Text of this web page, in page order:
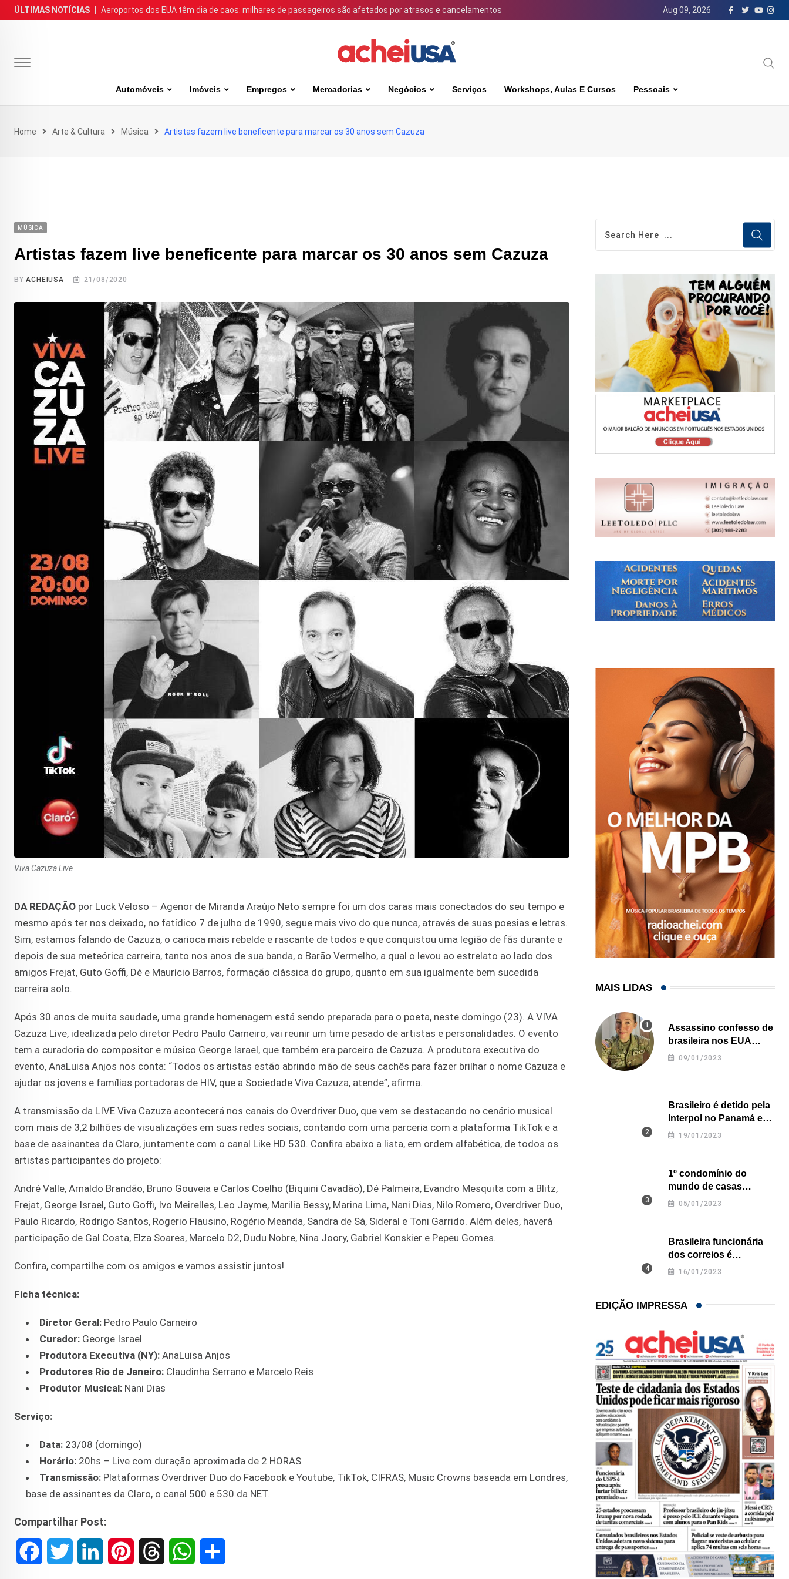
Skip
to
ÚLTIMAS NOTÍCIAS Aeroportos dos EUA têm dia de caos: milhares de passageiros são afetados por atrasos e cancelamentos Aug 09, 2026
Automóveis Imóveis Empregos Mercadorias Negócios Serviços Workshops, Aulas E Cursos Pessoais
Home Arte & Cultura Música Artistas fazem live beneficente para marcar os 30 anos sem Cazuza
MÚSICA
Artistas fazem live beneficente para marcar os 30 anos sem Cazuza
BYACHEIUSA 21/08/2020
Viva Cazuza Live
DA REDAÇÃO por Luck Veloso – Agenor de Miranda Araújo Neto sempre foi um dos caras mais conectados do seu tempo e
mesmo após ter nos deixado, no fatídico 7 de julho de 1990, segue mais vivo do que nunca, através de suas poesias e letras.
Sim, estamos falando de Cazuza, o carioca mais rebelde e rascante de todos e que conquistou uma legião de fãs durante e
depois de sua meteórica carreira, tanto nos anos de sua banda, o Barão Vermelho, a qual o levou ao estrelato ao lado dos
amigos Frejat, Guto Goffi, Dé e Maurício Barros, formação clássica do grupo, quanto em sua igualmente bem sucedida
carreira solo.
Após 30 anos de muita saudade, uma grande homenagem está sendo preparada para o poeta, neste domingo (23). A VIVA
Cazuza Live, idealizada pelo diretor Pedro Paulo Carneiro, vai reunir um time pesado de artistas e personalidades. O evento
tem a curadoria do compositor e músico George Israel, que também era parceiro de Cazuza. A produtora executiva do
evento, AnaLuisa Anjos nos conta: “Todos os artistas estão abrindo mão de seus cachês para fazer brilhar o nome Cazuza e
ajudar os jovens e famílias portadoras de HIV, que a Sociedade Viva Cazuza, atende”, afirma.
A transmissão da LIVE Viva Cazuza acontecerá nos canais do Overdriver Duo, que vem se destacando no cenário musical
com mais de 3,2 bilhões de visualizações em suas redes sociais, contando com uma parceria com a plataforma TikTok e a
base de assinantes da Claro, juntamente com o canal Like HD 530. Confira abaixo a lista, em ordem alfabética, de todos os
artistas participantes do projeto:
André Valle, Arnaldo Brandão, Bruno Gouveia e Carlos Coelho (Biquini Cavadão), Dé Palmeira, Evandro Mesquita com a Blitz,
Frejat, George Israel, Guto Goffi, Ivo Meirelles, Leo Jayme, Marilia Bessy, Marina Lima, Nani Dias, Nilo Romero, Overdriver Duo,
Paulo Ricardo, Rodrigo Santos, Rogerio Flausino, Rogério Meanda, Sandra de Sá, Sideral e Toni Garrido. Além deles, haverá
participação de Gal Costa, Elza Soares, Marcelo D2, Dudu Nobre, Nina Joory, Gabriel Konskier e Pepeu Gomes.
Confira, compartilhe com os amigos e vamos assistir juntos!
Ficha técnica:
Diretor Geral: Pedro Paulo Carneiro
Curador: George Israel
Produtora Executiva (NY): AnaLuisa Anjos
Produtores Rio de Janeiro: Claudinha Serrano e Marcelo Reis
Produtor Musical: Nani Dias
Serviço:
Data: 23/08 (domingo)
Horário: 20hs – Live com duração aproximada de 2 HORAS
Transmissão: Plataformas Overdriver Duo do Facebook e Youtube, TikTok, CIFRAS, Music Crowns baseada em Londres,
base de assinantes da Claro, o canal 500 e 530 da NET.
Compartilhar Post:
MAIS LIDAS
Assassino confesso de
brasileira nos EUA
revela onde deixou o
09/01/2023
Brasileiro é detido pela
Interpol no Panamá e
pode pegar prisão
19/01/2023
1º condomínio do
mundo de casas
impressas em 3D é
05/01/2023
Brasileira funcionária
dos correios é
assassinada a facadas
16/01/2023
EDIÇÃO IMPRESSA